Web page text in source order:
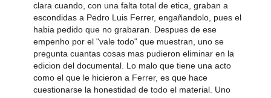
clara cuando, con una falta total de etica, graban a
escondidas a Pedro Luis Ferrer, engañandolo, pues el
habia pedido que no grabaran. Despues de ese
empenho por el "vale todo" que muestran, uno se
pregunta cuantas cosas mas pudieron eliminar en la
edicion del documental. Lo malo que tiene una acto
como el que le hicieron a Ferrer, es que hace
cuestionarse la honestidad de todo el material. Uno